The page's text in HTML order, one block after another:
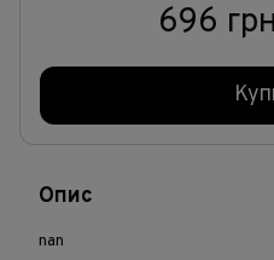
696 грн
Опис
nan